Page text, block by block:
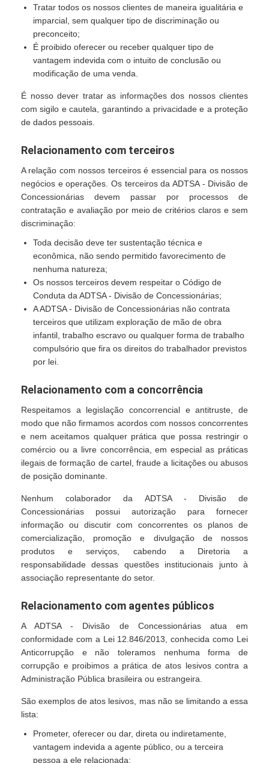
Tratar todos os nossos clientes de maneira igualitária e
imparcial, sem qualquer tipo de discriminação ou
preconceito;
É proibido oferecer ou receber qualquer tipo de
vantagem indevida com o intuito de conclusão ou
modificação de uma venda.
É nosso dever tratar as informações dos nossos clientes
com sigilo e cautela, garantindo a privacidade e a proteção
de dados pessoais.
Relacionamento com terceiros
A relação com nossos terceiros é essencial para os nossos
negócios e operações. Os terceiros da ADTSA - Divisão de
Concessionárias devem passar por processos de
contratação e avaliação por meio de critérios claros e sem
discriminação:
Toda decisão deve ter sustentação técnica e
econômica, não sendo permitido favorecimento de
nenhuma natureza;
Os nossos terceiros devem respeitar o Código de
Conduta da ADTSA - Divisão de Concessionárias;
A ADTSA - Divisão de Concessionárias não contrata
terceiros que utilizam exploração de mão de obra
infantil, trabalho escravo ou qualquer forma de trabalho
compulsório que fira os direitos do trabalhador previstos
por lei.
Relacionamento com a concorrência
Respeitamos a legislação concorrencial e antitruste, de
modo que não firmamos acordos com nossos concorrentes
e nem aceitamos qualquer prática que possa restringir o
comércio ou a livre concorrência, em especial as práticas
ilegais de formação de cartel, fraude a licitações ou abusos
de posição dominante.
Nenhum colaborador da ADTSA - Divisão de
Concessionárias possui autorização para fornecer
informação ou discutir com concorrentes os planos de
comercialização, promoção e divulgação de nossos
produtos e serviços, cabendo a Diretoria a
responsabilidade dessas questões institucionais junto à
associação representante do setor.
Relacionamento com agentes públicos
A ADTSA - Divisão de Concessionárias atua em
conformidade com a Lei 12.846/2013, conhecida como Lei
Anticorrupção e não toleramos nenhuma forma de
corrupção e proibimos a prática de atos lesivos contra a
Administração Pública brasileira ou estrangeira.
São exemplos de atos lesivos, mas não se limitando a essa
lista:
Prometer, oferecer ou dar, direta ou indiretamente,
vantagem indevida a agente público, ou a terceira
pessoa a ele relacionada;